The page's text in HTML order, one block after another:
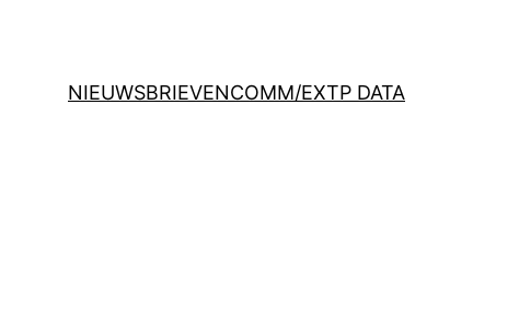
NIEUWSBRIEVENCOMM/EXTP DATA